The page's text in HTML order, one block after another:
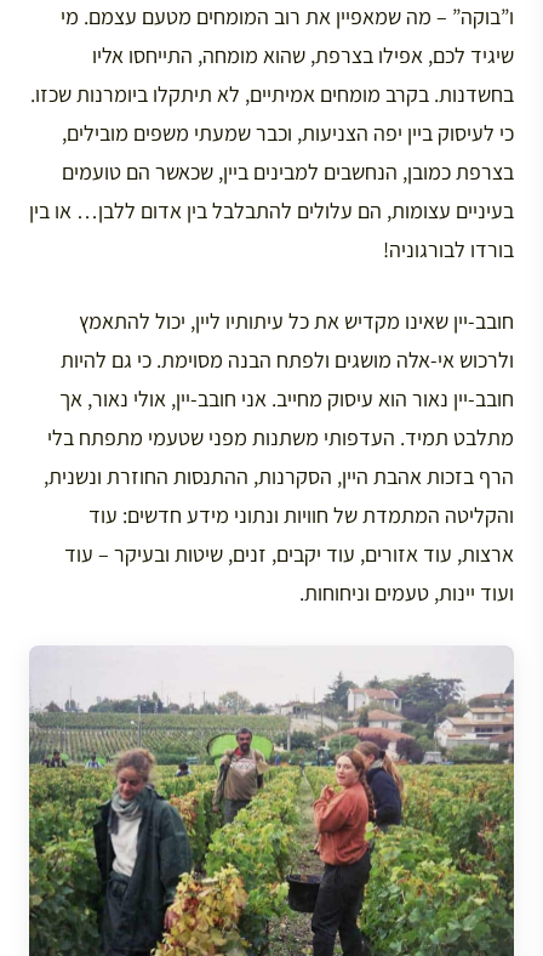
ו”בוקה” – מה שמאפיין את רוב המומחים מטעם עצמם. מי
שיגיד לכם, אפילו בצרפת, שהוא מומחה, התייחסו אליו
בחשדנות. בקרב מומחים אמיתיים, לא תיתקלו ביומרנות שכזו.
כי לעיסוק ביין יפה הצניעות, וכבר שמעתי משפים מובילים,
בצרפת כמובן, הנחשבים למבינים ביין, שכאשר הם טועמים
בעיניים עצומות, הם עלולים להתבלבל בין אדום ללבן… או בין
בורדו לבורגוניה!
חובב-יין שאינו מקדיש את כל עיתותיו ליין, יכול להתאמץ
ולרכוש אי-אלה מושגים ולפתח הבנה מסוימת. כי גם להיות
חובב-יין נאור הוא עיסוק מחייב. אני חובב-יין, אולי נאור, אך
מתלבט תמיד. העדפותי משתנות מפני שטעמי מתפתח בלי
הרף בזכות אהבת היין, הסקרנות, ההתנסות החוזרת ונשנית,
והקליטה המתמדת של חוויות ונתוני מידע חדשים: עוד
ארצות, עוד אזורים, עוד יקבים, זנים, שיטות ובעיקר – עוד
ועוד יינות, טעמים וניחוחות.